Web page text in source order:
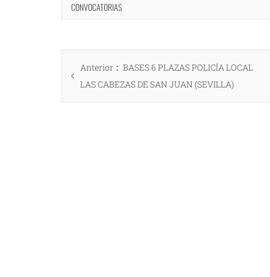
CONVOCATORIAS
Navegación
de Anterior
Entrada
anterior:
BASES 6 PLAZAS POLICÍA LOCAL
LAS CABEZAS DE SAN JUAN (SEVILLA)